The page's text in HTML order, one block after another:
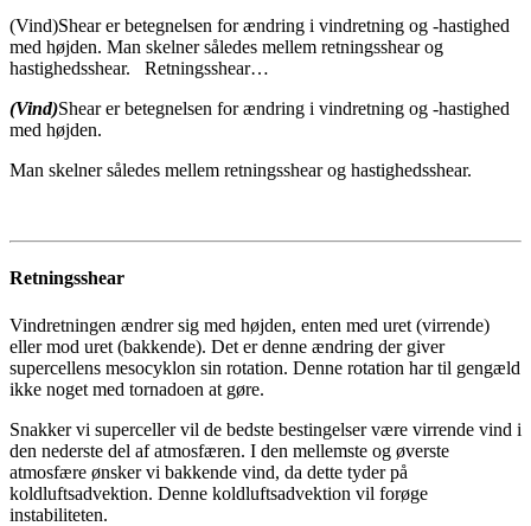
(Vind)Shear er betegnelsen for ændring i vindretning og -hastighed
med højden. Man skelner således mellem retningsshear og
hastighedsshear. Retningsshear…
(Vind)Shear er betegnelsen for ændring i vindretning og -hastighed
med højden.
Man skelner således mellem retningsshear og hastighedsshear.
Retningsshear
Vindretningen ændrer sig med højden, enten med uret (virrende)
eller mod uret (bakkende). Det er denne ændring der giver
supercellens mesocyklon sin rotation. Denne rotation har til gengæld
ikke noget med tornadoen at gøre.
Snakker vi superceller vil de bedste bestingelser være virrende vind i
den nederste del af atmosfæren. I den mellemste og øverste
atmosfære ønsker vi bakkende vind, da dette tyder på
koldluftsadvektion. Denne koldluftsadvektion vil forøge
instabiliteten.